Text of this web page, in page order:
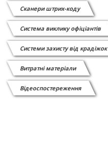
Сканери штрих-коду
Cистема виклику офіціантів
Системи захисту від крадіжок
Витратні матеріали
Відеоспостереження